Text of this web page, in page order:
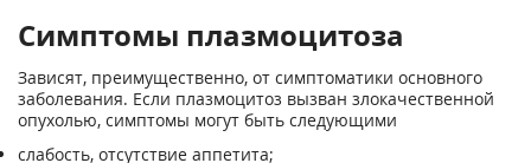
Симптомы плазмоцитоза
Зависят, преимущественно, от симптоматики основного
заболевания. Если плазмоцитоз вызван злокачественной
опухолью, симптомы могут быть следующими
слабость, отсутствие аппетита;